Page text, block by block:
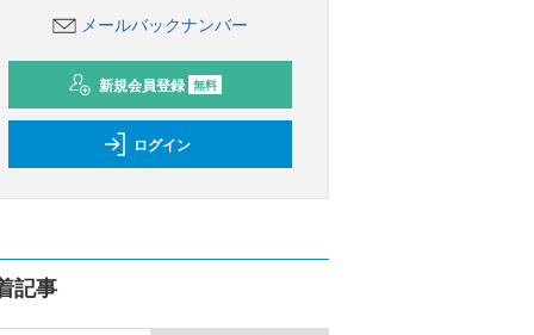
メールバックナンバー
新規会員登録 無料
ログイン
記事